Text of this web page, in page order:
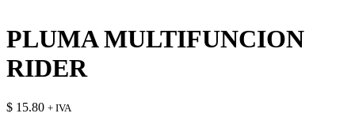
PLUMA MULTIFUNCION
RIDER
$ 15.80 + IVA